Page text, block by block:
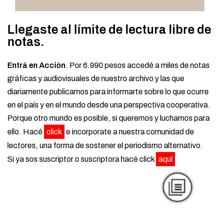
Llegaste al límite de lectura libre de
notas.
Entrá en Acción. Por 6.990 pesos accedé a miles de notas
gráficas y audiovisuales de nuestro archivo y las que
diariamente publicamos para informarte sobre lo que ocurre
en el país y en el mundo desde una perspectiva cooperativa.
Porque otro mundo es posible, si queremos y luchamos para
ello. Hacé click e incorporate a nuestra comunidad de
lectores, una forma de sostener el periodismo alternativo.
Si ya sos suscriptor o suscriptora hacé click aquí